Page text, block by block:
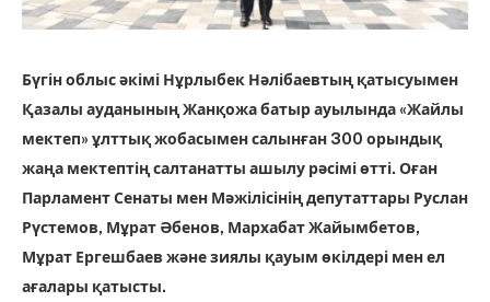
Бүгін облыс әкімі Нұрлыбек Нәлібаевтың қатысуымен
Қазалы ауданының Жанқожа батыр ауылында «Жайлы
мектеп» ұлттық жобасымен салынған 300 орындық
жаңа мектептің салтанатты ашылу рәсімі өтті. Оған
Парламент Сенаты мен Мәжілісінің депутаттары Руслан
Рүстемов, Мұрат Әбенов, Мархабат Жайымбетов,
Мұрат Ергешбаев және зиялы қауым өкілдері мен ел
ағалары қатысты.